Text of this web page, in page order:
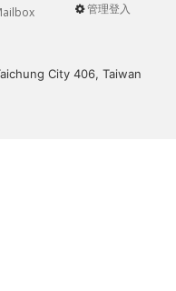
User
管理登入
City 406, Taiwan